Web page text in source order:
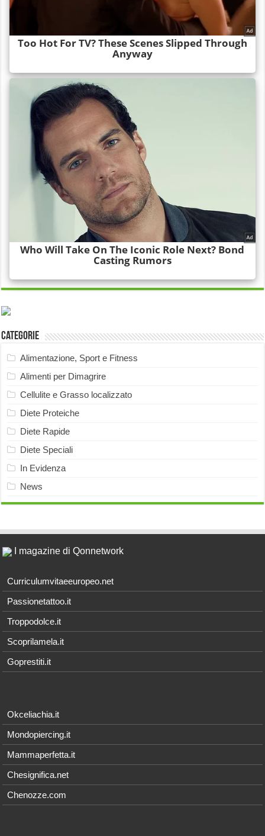
Categorie
Alimentazione, Sport e Fitness
Alimenti per Dimagrire
Cellulite e Grasso localizzato
Diete Proteiche
Diete Rapide
Diete Speciali
In Evidenza
News
I magazine di Qonnetwork
Curriculumvitaeeuropeo.net
Passionetattoo.it
Troppodolce.it
Scoprilamela.it
Goprestiti.it
Okceliachia.it
Mondopiercing.it
Mammaperfetta.it
Chesignifica.net
Chenozze.com